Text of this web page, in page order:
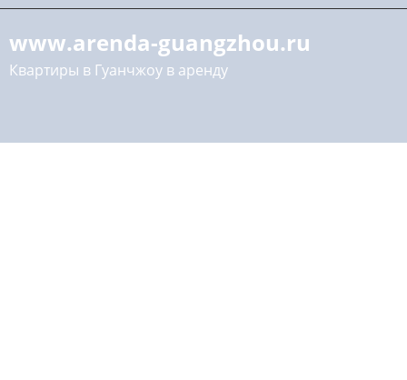
www.arenda-guangzhou.ru
Квартиры в Гуанчжоу в аренду